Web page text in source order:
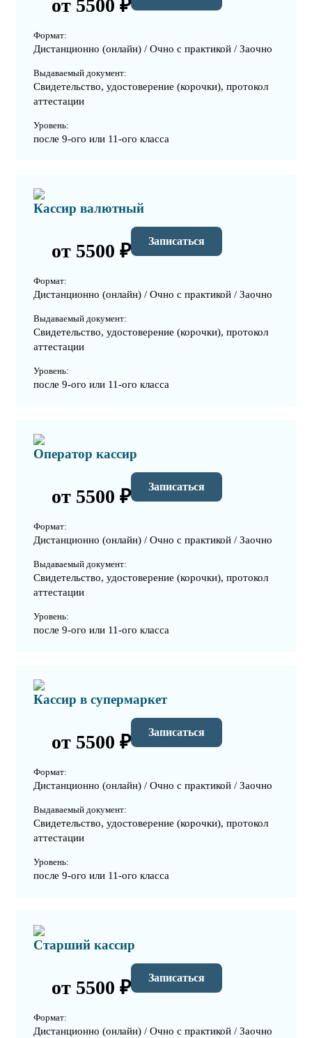
от 5500 ₽
Формат:
Дистанционно (онлайн) / Очно с практикой / Заочно
Выдаваемый документ:
Свидетельство, удостоверение (корочки), протокол
аттестации
Уровень:
после 9-ого или 11-ого класса
Кассир валютный
от 5500 ₽ Записаться
Формат:
Дистанционно (онлайн) / Очно с практикой / Заочно
Выдаваемый документ:
Свидетельство, удостоверение (корочки), протокол
аттестации
Уровень:
после 9-ого или 11-ого класса
Оператор кассир
от 5500 ₽ Записаться
Формат:
Дистанционно (онлайн) / Очно с практикой / Заочно
Выдаваемый документ:
Свидетельство, удостоверение (корочки), протокол
аттестации
Уровень:
после 9-ого или 11-ого класса
Кассир в супермаркет
от 5500 ₽ Записаться
Формат:
Дистанционно (онлайн) / Очно с практикой / Заочно
Выдаваемый документ:
Свидетельство, удостоверение (корочки), протокол
аттестации
Уровень:
после 9-ого или 11-ого класса
Старший кассир
от 5500 ₽ Записаться
Формат:
Дистанционно (онлайн) / Очно с практикой / Заочно